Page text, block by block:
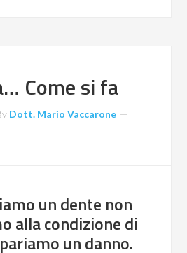
Come si fa
Dott. Mario Vaccarone
un dente non
alla condizione di
un danno.